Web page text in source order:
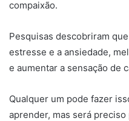
compaixão.
Pesquisas descobriram
estresse e a ansiedade,
e aumentar a sensação de
Qualquer um pode fazer
aprender, mas será